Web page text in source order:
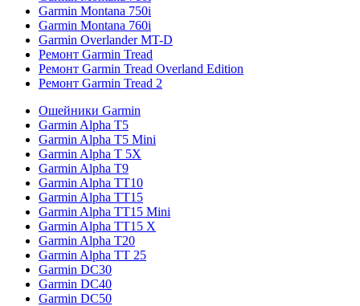
Garmin Montana 750i
Garmin Montana 760i
Garmin Overlander MT-D
Ремонт Garmin Tread
Ремонт Garmin Tread Overland Edition
Ремонт Garmin Tread 2
Ошейники Garmin
Garmin Alpha T5
Garmin Alpha T5 Mini
Garmin Alpha T 5X
Garmin Alpha T9
Garmin Alpha TT10
Garmin Alpha TT15
Garmin Alpha TT15 Mini
Garmin Alpha TT15 X
Garmin Alpha T20
Garmin Alpha TT 25
Garmin DC30
Garmin DC40
Garmin DC50